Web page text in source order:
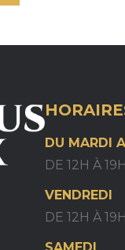
DU MARDI
DE 12H À
VENDREDI
DE 12H À